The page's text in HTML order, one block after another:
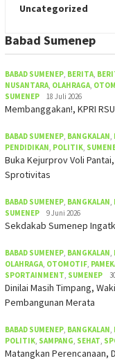
Uncategorized
Indeks
Babad Sumenep
BABAD SUMENEP BERITA
NUSANTARA OLAHRAGA
SUMENEP
18 Juli 2026
Membanggakan!, KPRI
BABAD SUMENEP BANGKALAN
PENDIDIKAN POLITIK
Buka Kejurprov Voli
Sprotivitas
BABAD SUMENEP BANGKALAN
SUMENEP
9 Juni 2026
Sekdakab Sumenep
BABAD SUMENEP BANGKALAN
OLAHRAGA OTOMOTIF
SPORTAINMENT SUMENEP
Dinilai Masih Timpang,
Pembangunan Merata
BABAD SUMENEP BANGKALAN
POLITIK SAMPANG SEHAT
Matangkan Perencanaan,